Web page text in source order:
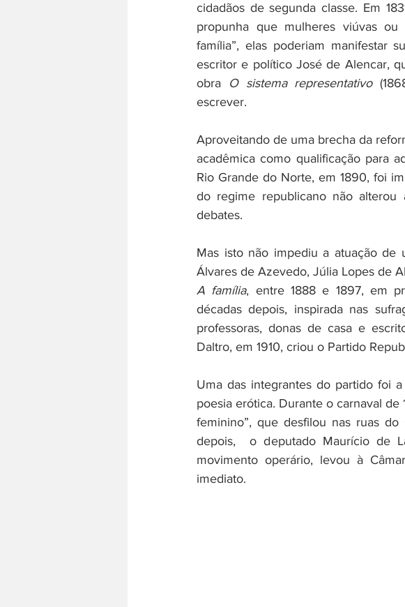
cidadãos de segunda classe. Em
propunha que mulheres viúvas ou
família”, elas poderiam manifestar
escritor e político José de Alencar,
obra
O sistema representativo
escrever.
Aproveitando de uma brecha da
acadêmica como qualificação para
Rio Grande do Norte, em 1890, foi
do regime republicano não alterou
debates.
Mas isto não impediu a atuação de
A família, entre 1888 e 1897, em
décadas depois, inspirada nas
professoras, donas de casa e
Daltro, em 1910, criou o Partido
Uma das integrantes do partido foi
poesia erótica. Durante o carnaval
feminino”, que desfilou nas ruas
depois,  o deputado Maurício de
movimento operário, levou à
imediato.